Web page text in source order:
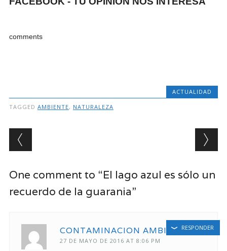
comments
ACTUALIDAD
TAGGED AMBIENTE, NATURALEZA
Post navigation
One comment to “El lago azul es sólo un
recuerdo de la guarania”
CONTAMINACION AMBIENTAL
27 DE MAYO DE 2016 AT 8:06 PM
RESPONDER